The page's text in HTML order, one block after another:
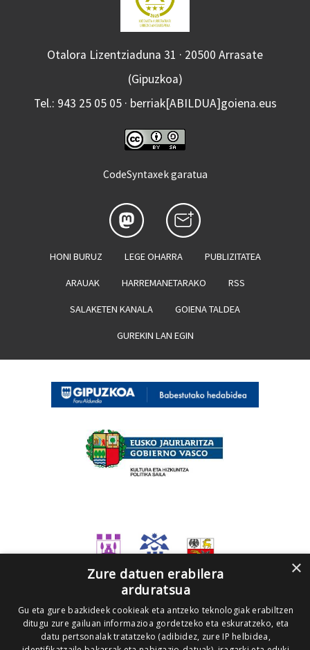
Otalora Lizentziaduna 31 · 20500 Arrasate
(Gipuzkoa)
Tel.: 943 25 05 05 · berriak[ABILDUA]goiena.eus
CodeSyntaxek garatua
HONI BURUZ LEGE OHARRA PUBLIZITATEA
ARAUAK HARREMANETARAKO RSS
SALAKETEN KANALA GOIENA TALDEA
GUREKIN LAN EGIN
×
Zure datuen erabilera
arduratsua
Gu eta gure bazkideek cookieak eta antzeko teknologiak erabiltzen
ditugu zure gailuan informazioa gordetzeko eta eskuratzeko, eta
datu pertsonalak tratatzeko (adibidez, zure IP helbidea,